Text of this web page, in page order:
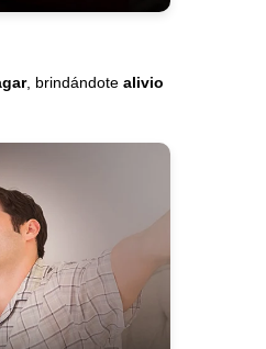
, brindándotealivio